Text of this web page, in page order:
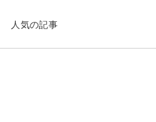
人気の記事